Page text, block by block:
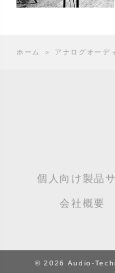
ホーム ＞ アナログオーデ
個人向け製品
会社概要
© 2026 Audio-